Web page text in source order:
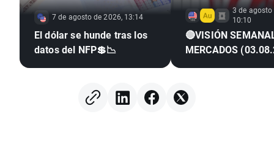
7 de agosto de 2026, 13:14
El dólar se hunde tras los
datos del NFP💲📉
3 de agosto
10:10
🔴VISIÓN
MERCADOS